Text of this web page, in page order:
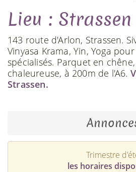
Lieu : Strassen
143 route d'Arlon, Strassen.
Vinyasa Krama, Yin, Yoga
spécialisés. Parquet en
chaleureuse, à 200m de l'A6.
Strassen.
Trimestre
les horaires